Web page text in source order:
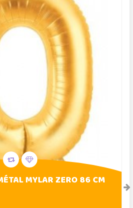
MYLAR ZERO 86 CM